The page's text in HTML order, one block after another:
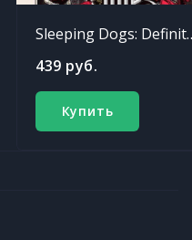
Sleeping
439 руб.
Купить